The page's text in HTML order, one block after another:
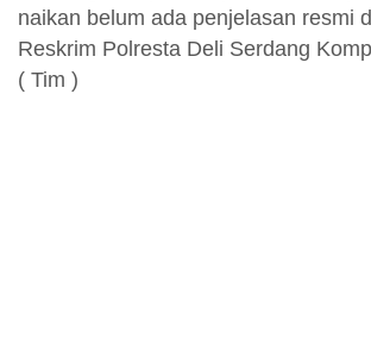
naikan belum ada penjelasan resmi
Reskrim Polresta Deli Serdang
( Tim )